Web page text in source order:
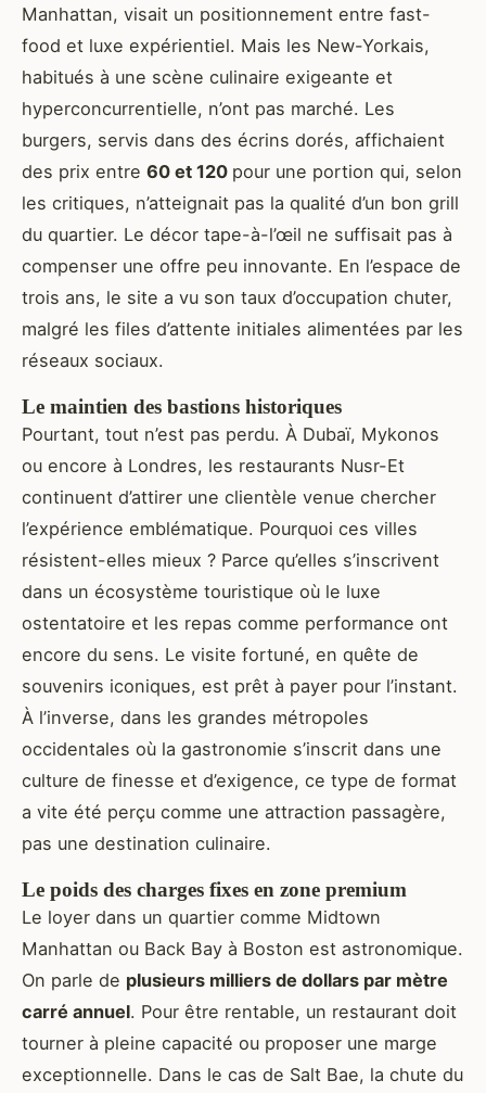
Manhattan, visait un positionnement entre fast-
food et luxe expérientiel. Mais les New-Yorkais,
habitués à une scène culinaire exigeante et
hyperconcurrentielle, n’ont pas marché. Les
burgers, servis dans des écrins dorés, affichaient
des prix entre 60 et 120 pour une portion qui, selon
les critiques, n’atteignait pas la qualité d’un bon grill
du quartier. Le décor tape-à-l’œil ne suffisait pas à
compenser une offre peu innovante. En l’espace de
trois ans, le site a vu son taux d’occupation chuter,
malgré les files d’attente initiales alimentées par les
réseaux sociaux.
Le maintien des bastions historiques
Pourtant, tout n’est pas perdu. À Dubaï, Mykonos
ou encore à Londres, les restaurants Nusr-Et
continuent d’attirer une clientèle venue chercher
l’expérience emblématique. Pourquoi ces villes
résistent-elles mieux ? Parce qu’elles s’inscrivent
dans un écosystème touristique où le luxe
ostentatoire et les repas comme performance ont
encore du sens. Le visite fortuné, en quête de
souvenirs iconiques, est prêt à payer pour l’instant.
À l’inverse, dans les grandes métropoles
occidentales où la gastronomie s’inscrit dans une
culture de finesse et d’exigence, ce type de format
a vite été perçu comme une attraction passagère,
pas une destination culinaire.
Le poids des charges fixes en zone premium
Le loyer dans un quartier comme Midtown
Manhattan ou Back Bay à Boston est astronomique.
On parle de plusieurs milliers de dollars par mètre
carré annuel. Pour être rentable, un restaurant doit
tourner à pleine capacité ou proposer une marge
exceptionnelle. Dans le cas de Salt Bae, la chute du